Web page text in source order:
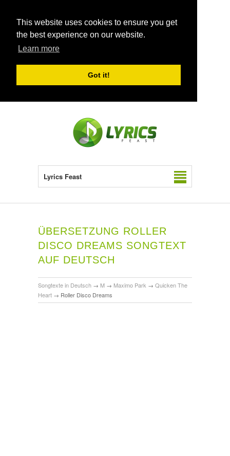
This website uses cookies to ensure you get
the best experience on our website.
Learn more
Got it!
Lyrics Feast
ÜBERSETZUNG ROLLER
DISCO DREAMS SONGTEXT
AUF DEUTSCH
Songtexte in Deutsch → M → Maximo Park → Quicken The
Heart → Roller Disco Dreams